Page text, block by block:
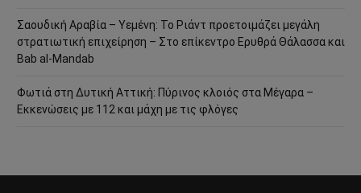
Σαουδική Αραβία – Υεμένη: Το Ριάντ προετοιμάζει μεγάλη
στρατιωτική επιχείρηση – Στο επίκεντρο Ερυθρά Θάλασσα και
Bab al-Mandab
Φωτιά στη Δυτική Αττική: Πύρινος κλοιός στα Μέγαρα –
Εκκενώσεις με 112 και μάχη με τις φλόγες